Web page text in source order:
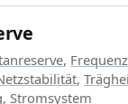
,
,
, Stromsystem